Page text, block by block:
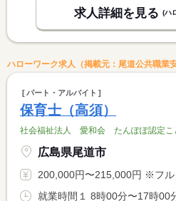
求人詳細を見る (ハ
ハローワーク求人（掲載元：尾道公共職業安
パート・アルバイト
保育士（高須）
社会福祉法人 愛和会 たんぽぽ認定こ
広島県尾道市
200,000円〜215,000円 ※フルタイム求人の場合は月額（換算額）